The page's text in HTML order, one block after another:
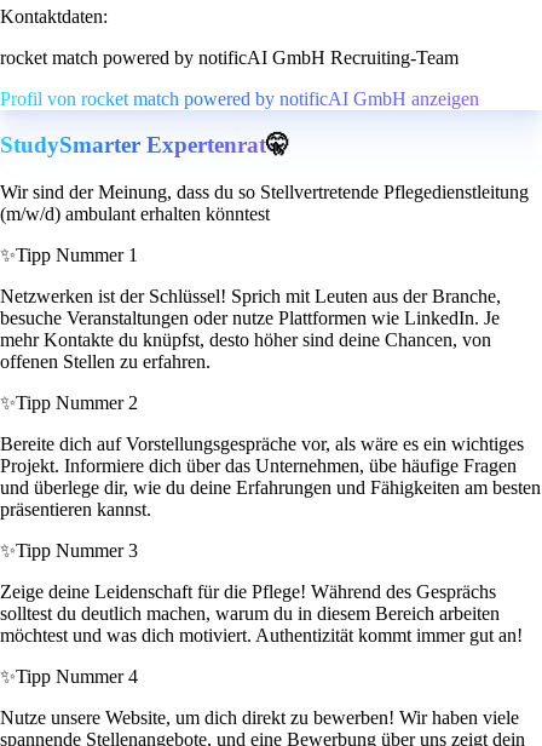
Kontaktdaten:
rocket match powered by notificAI GmbH Recruiting-Team
Profil von rocket match powered by notificAI GmbH anzeigen
StudySmarter Expertenrat🤫
Wir sind der Meinung, dass du so Stellvertretende Pflegedienstleitung
(m/w/d) ambulant erhalten könntest
✨Tipp Nummer 1
Netzwerken ist der Schlüssel! Sprich mit Leuten aus der Branche,
besuche Veranstaltungen oder nutze Plattformen wie LinkedIn. Je
mehr Kontakte du knüpfst, desto höher sind deine Chancen, von
offenen Stellen zu erfahren.
✨Tipp Nummer 2
Bereite dich auf Vorstellungsgespräche vor, als wäre es ein wichtiges
Projekt. Informiere dich über das Unternehmen, übe häufige Fragen
und überlege dir, wie du deine Erfahrungen und Fähigkeiten am besten
präsentieren kannst.
✨Tipp Nummer 3
Zeige deine Leidenschaft für die Pflege! Während des Gesprächs
solltest du deutlich machen, warum du in diesem Bereich arbeiten
möchtest und was dich motiviert. Authentizität kommt immer gut an!
✨Tipp Nummer 4
Nutze unsere Website, um dich direkt zu bewerben! Wir haben viele
spannende Stellenangebote, und eine Bewerbung über uns zeigt dein